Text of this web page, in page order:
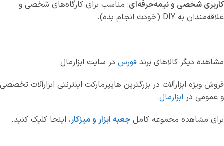
کاربری شخصی و نیمه‌حرفه‌ای: مناسب برای کارگاه‌های شخصی و
علاقه‌مندان به DIY (خودت انجام بده).
مشاهده دیگر کالاهای برند فورس در سایت ابزارمال
فروش ویژه ابزارآلات در بزرگترین هایپرمارکت اینترنتی ابزارآلات تخصصی
و عمومی در ابزارمال.
برای مشاهده مجموعه کامل جعبه ابزار و میزکار، اینجا کلیک کنید.